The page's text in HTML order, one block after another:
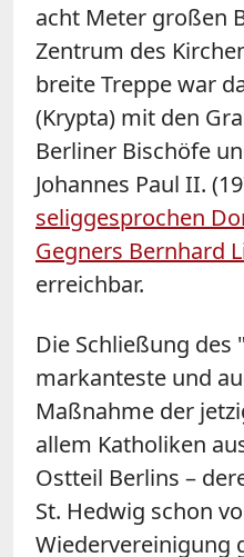
acht Meter großen
Zentrum des
breite Treppe war
(Krypta) mit den
Berliner Bischöfe
Johannes Paul II.
seliggesprochen
Gegners Bernhard
erreichbar.
Die Schließung
markanteste und
Maßnahme der
allem Katholiken
Ostteil Berlins –
St. Hedwig schon
Wiedervereinigung